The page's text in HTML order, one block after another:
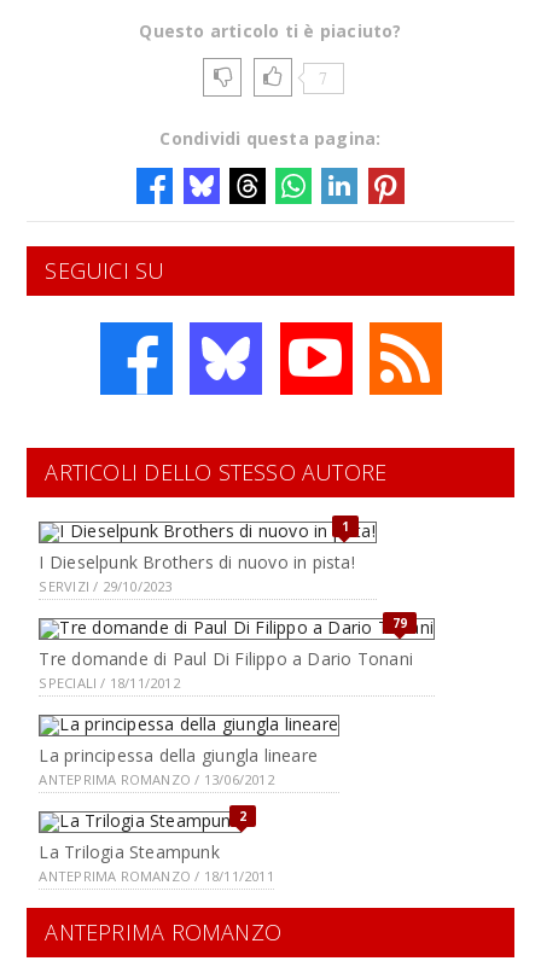
Questo articolo ti è piaciuto?
7
Condividi questa pagina:
SEGUICI SU
ARTICOLI DELLO STESSO AUTORE
1
I Dieselpunk Brothers di nuovo in pista!
SERVIZI / 29/10/2023
79
Tre domande di Paul Di Filippo a Dario Tonani
SPECIALI / 18/11/2012
La principessa della giungla lineare
ANTEPRIMA ROMANZO / 13/06/2012
2
La Trilogia Steampunk
ANTEPRIMA ROMANZO / 18/11/2011
ANTEPRIMA ROMANZO